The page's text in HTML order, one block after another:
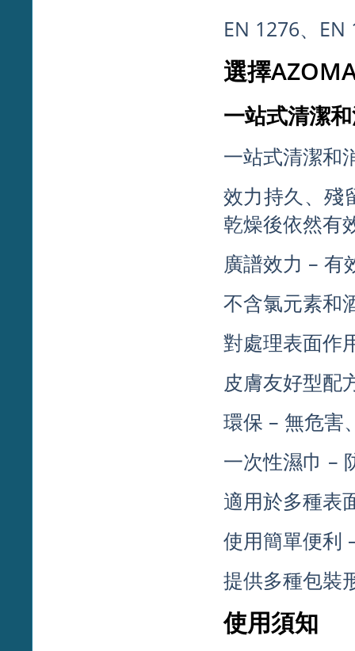
EN 1276、EN
選擇
一站式清潔
一站式清潔和
效力持久、殘
乾燥後依然有
廣譜效力 – 有
不含氯元素和
對處理表面作
皮膚友好型配
環保 – 無危害
一次性濕巾 –
適用於多種表
使用簡單便利
提供多種包裝
使用須知